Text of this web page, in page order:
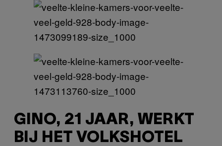
GINO, 21 JAAR, WERKT
BIJ HET VOLKSHOTEL